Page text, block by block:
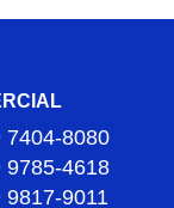
7404-8080
9785-4618
9817-9011